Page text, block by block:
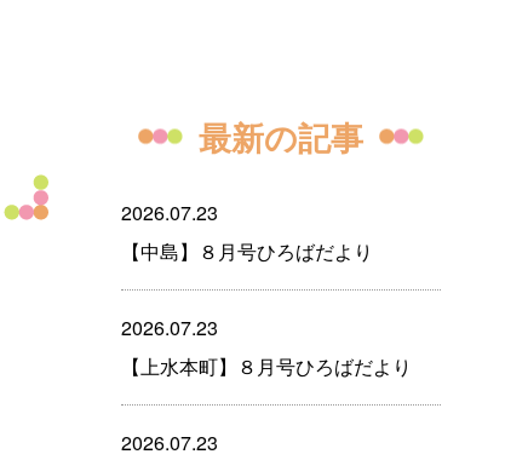
最新の記事
2026.07.23
【中島】８月号ひろばだより
2026.07.23
【上水本町】８月号ひろばだより
2026.07.23